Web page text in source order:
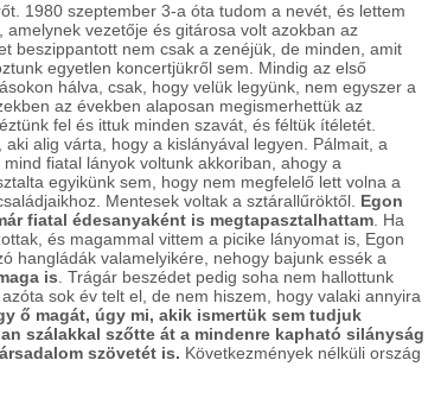
1980 szeptember 3-a óta tudom a nevét, és lettem
vezetője és gitárosa volt azokban az
beszippantott nem csak a zenéjük, de minden, amit
egyetlen koncertjükről sem. Mindig az első
hálva, csak, hogy velük legyünk, nem egyszer a
az években alaposan megismerhettük az
fel és ittuk minden szavát, és féltük ítéletét.
alig várta, hogy a kislányával legyen. Pálmait, a
fiatal lányok voltunk akkoriban, ahogy a
egyikünk sem, hogy nem megfelelő lett volna a
Mentesek voltak a sztárallűröktől. Egon
fiatal édesanyaként is megtapasztalhattam . Ha
és magammal vittem a picike lányomat is, Egon
hangládák valamelyikére, nehogy bajunk essék a
is . Trágár beszédet pedig soha nem hallottunk
sok év telt el, de nem hiszem, hogy valaki annyira
ő magát, úgy mi, akik ismertük sem tudjuk
szálakkal szőtte át a mindenre kapható silányság
szövetét is. Következmények nélküli ország